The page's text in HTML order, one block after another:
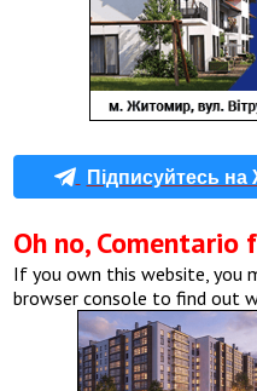
Підписуйтесь
Oh no,
If you own this website,
browser console to find out